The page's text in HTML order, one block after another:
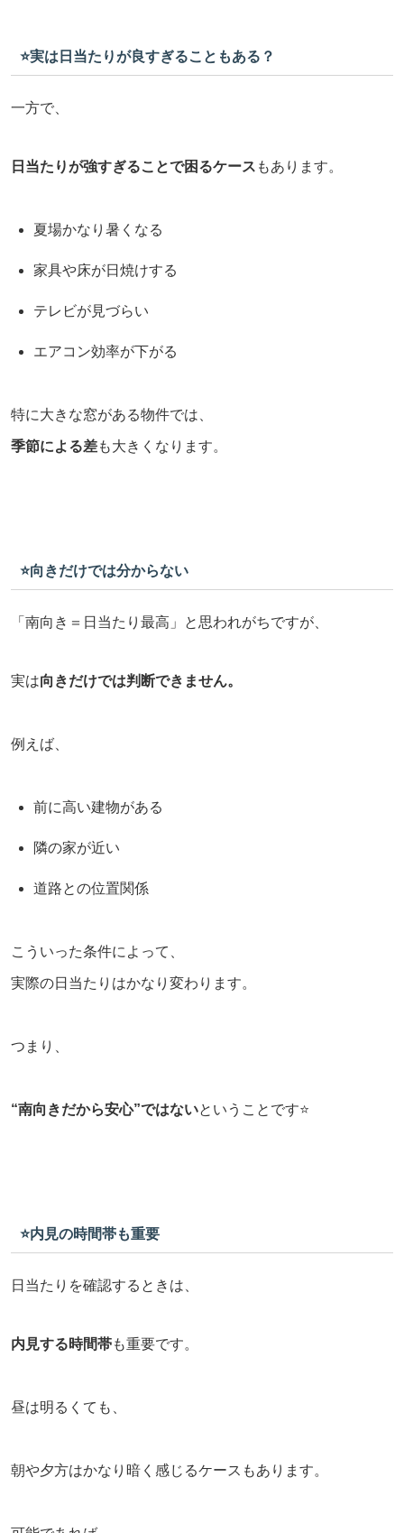
⭐️実は日当たりが良すぎることもある？
一方で、
日当たりが強すぎることで困るケース もあります。
夏場かなり暑くなる
家具や床が日焼けする
テレビが見づらい
エアコン効率が下がる
特に大きな窓がある物件では、
季節による差も大きくなります。
⭐️向きだけでは分からない
「南向き＝日当たり最高」と思われがちですが、
実は向きだけでは判断できません。
例えば、
前に高い建物がある
隣の家が近い
道路との位置関係
こういった条件によって、
実際の日当たりはかなり変わります。
つまり、
“南向きだから安心”ではないということです⭐️
⭐️内見の時間帯も重要
日当たりを確認するときは、
内見する時間帯も重要です。
昼は明るくても、
朝や夕方はかなり暗く感じるケースもあります。